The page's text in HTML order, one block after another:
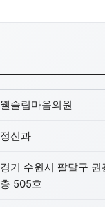
웰슬립마음의원
정신과
경기 수원시 팔달구 권
층 505호